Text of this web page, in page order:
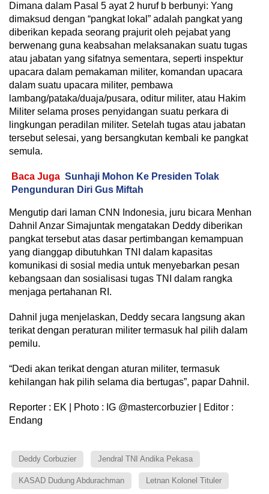
Dimana dalam Pasal 5 ayat 2 huruf b berbunyi: Yang
dimaksud dengan “pangkat lokal” adalah pangkat yang
diberikan kepada seorang prajurit oleh pejabat yang
berwenang guna keabsahan melaksanakan suatu tugas
atau jabatan yang sifatnya sementara, seperti inspektur
upacara dalam pemakaman militer, komandan upacara
dalam suatu upacara militer, pembawa
lambang/pataka/duaja/pusara, oditur militer, atau Hakim
Militer selama proses penyidangan suatu perkara di
lingkungan peradilan militer. Setelah tugas atau jabatan
tersebut selesai, yang bersangkutan kembali ke pangkat
semula.
Baca Juga Sunhaji Mohon Ke Presiden Tolak
Pengunduran Diri Gus Miftah
Mengutip dari laman CNN Indonesia, juru bicara Menhan
Dahnil Anzar Simajuntak mengatakan Deddy diberikan
pangkat tersebut atas dasar pertimbangan kemampuan
yang dianggap dibutuhkan TNI dalam kapasitas
komunikasi di sosial media untuk menyebarkan pesan
kebangsaan dan sosialisasi tugas TNI dalam rangka
menjaga pertahanan RI.
Dahnil juga menjelaskan, Deddy secara langsung akan
terikat dengan peraturan militer termasuk hal pilih dalam
pemilu.
“Dedi akan terikat dengan aturan militer, termasuk
kehilangan hak pilih selama dia bertugas”, papar Dahnil.
Reporter : EK | Photo : IG @mastercorbuzier | Editor :
Endang
Deddy Corbuzier Jendral TNI Andika Pekasa
KASAD Dudung Abdurachman Letnan Kolonel Tituler